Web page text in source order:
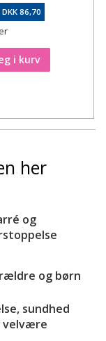
86,70
i kurv
til ønskeseddel
her
og
og børn
sundhed
velvære